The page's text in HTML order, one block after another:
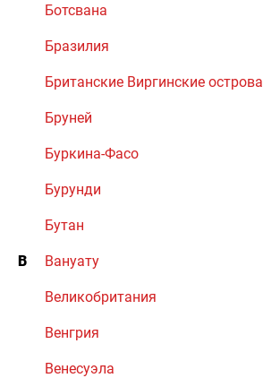
Ботсвана
Бразилия
Британские Виргинские острова
Бруней
Буркина-Фасо
Бурунди
Бутан
В Вануату
Великобритания
Венгрия
Венесуэла